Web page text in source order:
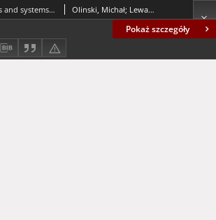
Pokaż szczegóły
The evolution of devices and systems supporting rehabilitation of lower limbs Olinski, Michał; Lewandowski, Bogusz; Gronowicz, Antoni